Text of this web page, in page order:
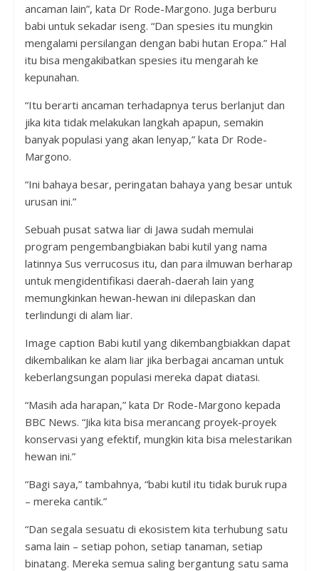
ancaman lain”, kata Dr Rode-Margono. Juga berburu
babi untuk sekadar iseng. “Dan spesies itu mungkin
mengalami persilangan dengan babi hutan Eropa.” Hal
itu bisa mengakibatkan spesies itu mengarah ke
kepunahan.
“Itu berarti ancaman terhadapnya terus berlanjut dan
jika kita tidak melakukan langkah apapun, semakin
banyak populasi yang akan lenyap,” kata Dr Rode-
Margono.
“Ini bahaya besar, peringatan bahaya yang besar untuk
urusan ini.”
Sebuah pusat satwa liar di Jawa sudah memulai
program pengembangbiakan babi kutil yang nama
latinnya Sus verrucosus itu, dan para ilmuwan berharap
untuk mengidentifikasi daerah-daerah lain yang
memungkinkan hewan-hewan ini dilepaskan dan
terlindungi di alam liar.
Image caption Babi kutil yang dikembangbiakkan dapat
dikembalikan ke alam liar jika berbagai ancaman untuk
keberlangsungan populasi mereka dapat diatasi.
“Masih ada harapan,” kata Dr Rode-Margono kepada
BBC News. “Jika kita bisa merancang proyek-proyek
konservasi yang efektif, mungkin kita bisa melestarikan
hewan ini.”
“Bagi saya,” tambahnya, “babi kutil itu tidak buruk rupa
– mereka cantik.”
“Dan segala sesuatu di ekosistem kita terhubung satu
sama lain – setiap pohon, setiap tanaman, setiap
binatang. Mereka semua saling bergantung satu sama